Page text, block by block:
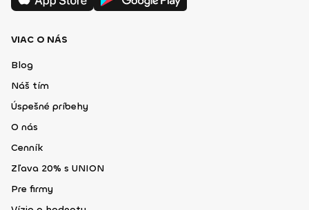
VIAC O NÁS
Blog
Náš tím
Úspešné príbehy
O nás
Cenník
Zľava 20% s UNION
Pre firmy